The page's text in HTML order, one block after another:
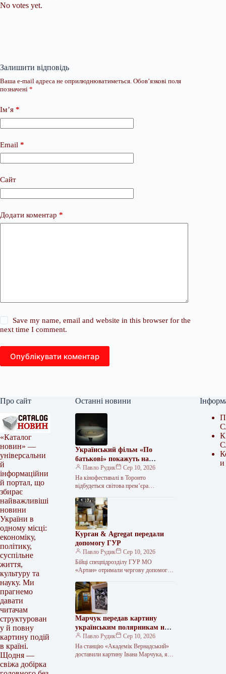
No votes yet.
Залишити відповідь
Ваша e-mail адреса не оприлюднюватиметься. Обов’язкові поля
позначені *
Ім’я *
Email *
Сайт
Додати коментар *
Save my name, email and website in this browser for the
next time I comment.
Опублікувати коментар
Про сайт
«Каталог
новин» —
універсальни
й
інформаційни
й портал, що
збирає
найважливіші
новини
України в
одному місці:
економіку,
політику,
суспільне
життя,
культуру та
науку. Ми
прагнемо
давати
читачам
структурован
у й повну
картину подій
в країні.
Щодня —
свіжа добірка
Останні новини
Український фільм «По
батькові» покажуть на
кінофестивалі в Торонто
Павло Рудик
Сер 10, 2026
На кінофестивалі в Торонто
відбудеться світова прем’єра
51-му міжнародному кінофестивалі у
Торонто, який триватиме з…
Курган & Agregat передали
допомогу ГУР
Павло Рудик
Сер 10, 2026
Бійці спецпідрозділу ГУР МО
«Артан» отримали чергову допомогу
елементи амуніції та тактичний одяг
для виконання бойових…
Марчук передав картину
українським полярникам на
станцію «Академік
Вернадський»
Павло Рудик
Сер 10, 2026
На станцію «Академік Вернадський»
доставили картину Івана Марчука, яку
и